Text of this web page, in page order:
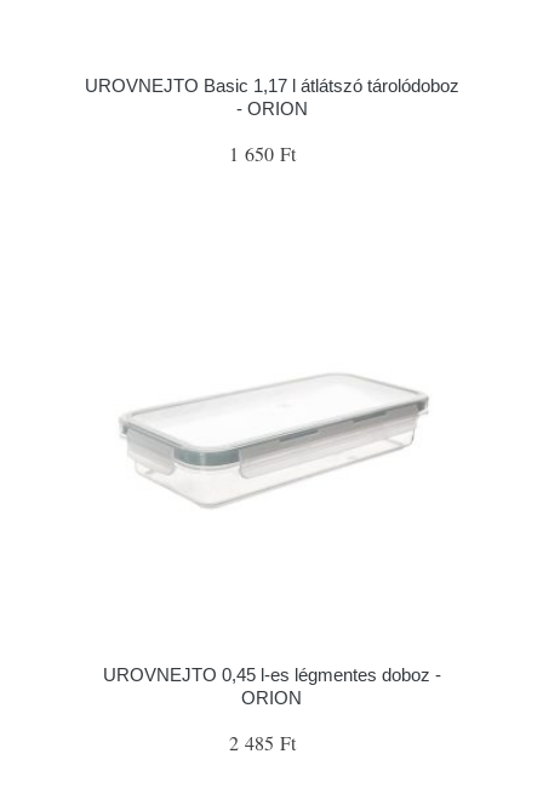
UROVNEJTO Basic 1,17 l átlátszó tárolódoboz
- ORION
1 650 Ft
UROVNEJTO 0,45 l-es légmentes doboz -
ORION
2 485 Ft